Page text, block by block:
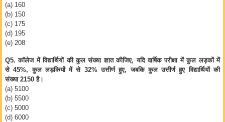
(a) 160
(b) 150
(c) 175
(d) 195
(e) 208
Q5.कॉलेज में विद्यार्थियों की कुल संख्या ज्ञात कीजिए,यदि वार्षिक परीक्षा में कुल लड़कों में
से45%,कुल लड़कियों में से 32%उत्तीर्ण हुए,जबकि कुल उत्तीर्ण हुए विद्यार्थियों की
संख्या 2150है।
(a) 5100
(b) 5500
(c) 5000
(d) 6000